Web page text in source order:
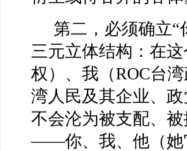
第二，必须确立“
三元立体结构：在
权）、我（ROC台
湾人民及其企业、
不会沦为被支配、
——你、我、他（她